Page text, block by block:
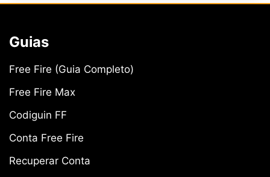
Guias
Free Fire (Guia Completo)
Free Fire Max
Codiguin FF
Conta Free Fire
Recuperar Conta